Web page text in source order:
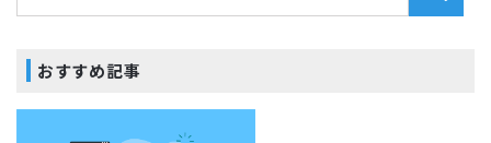
おすすめ記事